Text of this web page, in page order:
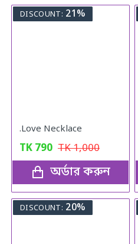
DISCOUNT: 21%
.Love Necklace
TK 790 TK1,000
অর্ডার করুন
DISCOUNT: 20%